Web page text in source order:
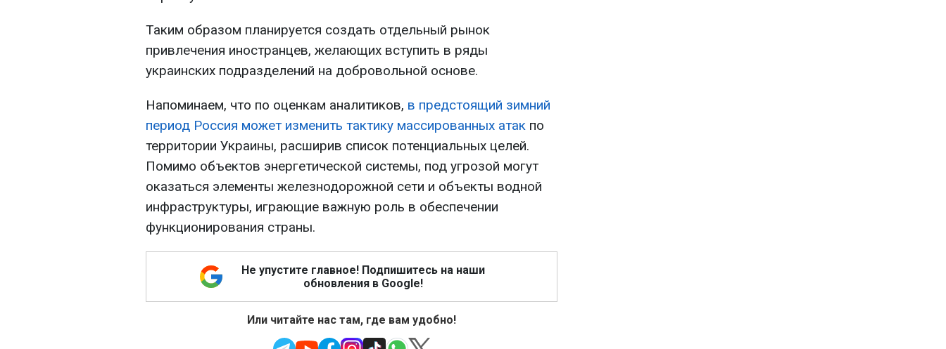
Таким образом планируется создать отдельный рынок
привлечения иностранцев, желающих вступить в ряды
украинских подразделений на добровольной основе.
Напоминаем, что по оценкам аналитиков, в предстоящий зимний
период Россия может изменить тактику массированных атак по
территории Украины, расширив список потенциальных целей.
Помимо объектов энергетической системы, под угрозой могут
оказаться элементы железнодорожной сети и объекты водной
инфраструктуры, играющие важную роль в обеспечении
функционирования страны.
Не упустите главное! Подпишитесь на наши
обновления в Google!
Или читайте нас там, где вам удобно!